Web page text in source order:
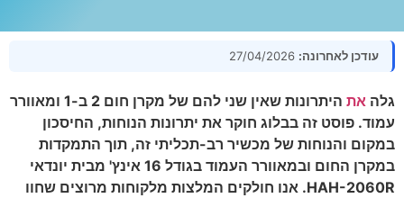
עודכן לאחרונה:
גלה את
היתרונות שאין שני להם של מקרן חום 2 ב-1 ומאוורר
עמוד. פוסט זה בבלוג חוקר את יתרונות הנוחות, החיסכון
במקום והנוחות של מכשיר רב-תכליתי זה, תוך התמקדות
במקרן החום ובמאוורר העמוד בגודל 16 אינץ' מבית יונדאי
HAH-2060R. אנו חולקים המלצות מלקוחות מרוצים שחוו